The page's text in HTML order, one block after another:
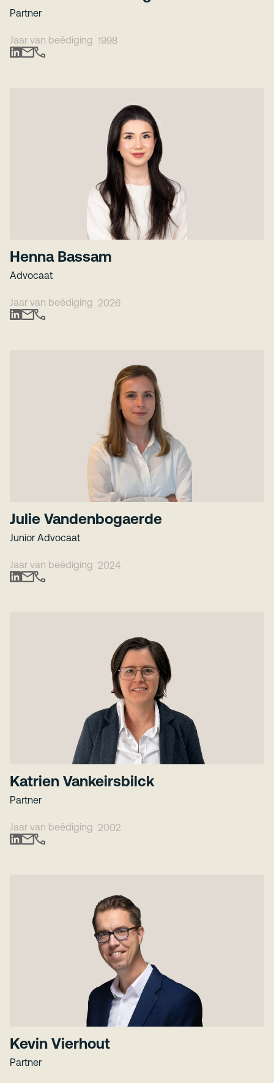
Partner
Jaar van beëdiging 1998
Henna Bassam
Advocaat
Jaar van beëdiging 2026
Julie Vandenbogaerde
Junior Advocaat
Jaar van beëdiging 2024
Katrien Vankeirsbilck
Partner
Jaar van beëdiging 2002
Kevin Vierhout
Partner